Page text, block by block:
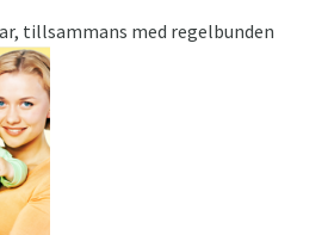
tillsammans med regelbunden